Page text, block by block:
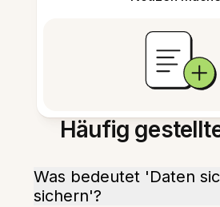
Häufig
Was bedeutet 'Daten
sichern'?